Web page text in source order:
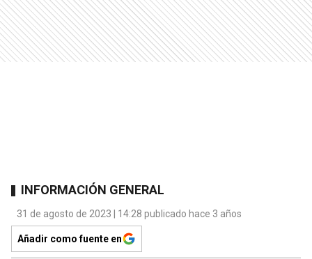
INFORMACIÓN GENERAL
31 de agosto de 2023 | 14:28 publicado hace 3 años
Añadir como fuente en